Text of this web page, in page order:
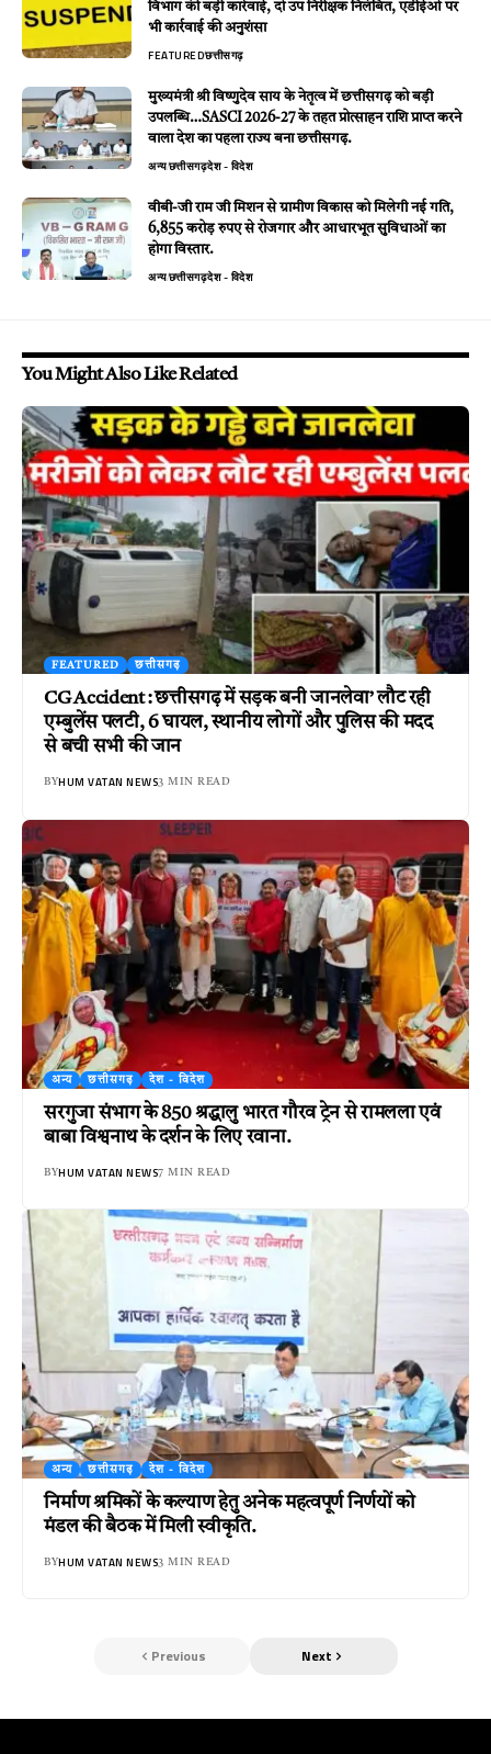
विभाग की बड़ी कार्रवाई, दो उप निरीक्षक निलंबित, एडीईओ पर
भी कार्रवाई की अनुशंसा
FEATUREDछत्तीसगढ़
मुख्यमंत्री श्री विष्णुदेव साय के नेतृत्व में छत्तीसगढ़ को बड़ी
उपलब्धि…SASCI 2026-27 के तहत प्रोत्साहन राशि प्राप्त करने
वाला देश का पहला राज्य बना छत्तीसगढ़.
अन्यछत्तीसगढ़देश - विदेश
वीबी-जी राम जी मिशन से ग्रामीण विकास को मिलेगी नई गति,
6,855 करोड़ रुपए से रोजगार और आधारभूत सुविधाओं का
होगा विस्तार.
अन्यछत्तीसगढ़देश - विदेश
You Might Also Like Related
FEATURED छत्तीसगढ़
CG Accident : छत्तीसगढ़ में सड़क बनी जानलेवा’ लौट रही
एम्बुलेंस पलटी, 6 घायल, स्थानीय लोगों और पुलिस की मदद
से बची सभी की जान
BYHUM VATAN NEWS3 MIN READ
अन्य छत्तीसगढ़ देश - विदेश
सरगुजा संभाग के 850 श्रद्धालु भारत गौरव ट्रेन से रामलला एवं
बाबा विश्वनाथ के दर्शन के लिए रवाना.
BYHUM VATAN NEWS7 MIN READ
अन्य छत्तीसगढ़ देश - विदेश
निर्माण श्रमिकों के कल्याण हेतु अनेक महत्वपूर्ण निर्णयों को
मंडल की बैठक में मिली स्वीकृति.
BYHUM VATAN NEWS3 MIN READ
Previous Next